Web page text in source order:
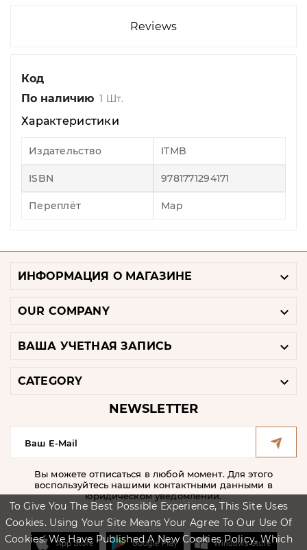
To Give You The Best Possible Experience, This Site Uses
Cookies. Using Your Site Means Your Agree To Our Use Of
Cookies. We Have Published A New Cookies Policy, Which
Reviews
Код
По наличию 1 Шт.
Характеристики
Издательство ITMB
ISBN 9781771294171
Переплёт Map
ИНФОРМАЦИЯ О МАГАЗИНЕ 
OUR COMPANY 
ВАША УЧЕТНАЯ ЗАПИСЬ 
CATEGORY 
NEWSLETTER
Вы можете отписаться в любой момент. Для этого
воспользуйтесь нашими контактными данными в
юридическом уведомлении.